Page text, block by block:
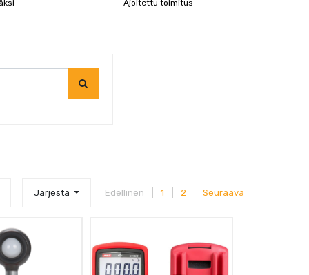
Ajoitettu toimitus
Edellinen 1 2 Seuraava
Järjestä